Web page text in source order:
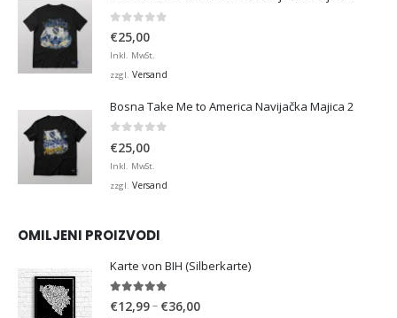
0 von 5
€25,00
Inkl. MwSt.
zzgl. Versand
Bosna Take Me to America Navijačka Majica 2
€25,00
Inkl. MwSt.
zzgl. Versand
OMILJENI PROIZVODI
Karte von BIH (Silberkarte)
4.92 von 5
€12,99– €36,00Preisspanne: